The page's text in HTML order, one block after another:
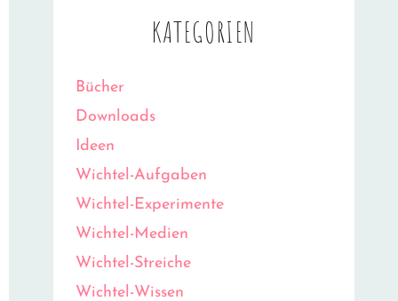
KATEGORIEN
Bücher
Downloads
Ideen
Wichtel-Aufgaben
Wichtel-Experimente
Wichtel-Medien
Wichtel-Streiche
Wichtel-Wissen